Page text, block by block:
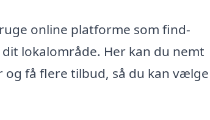
online platforme som find-
lokalområde. Her kan du nemt
få flere tilbud, så du kan vælge